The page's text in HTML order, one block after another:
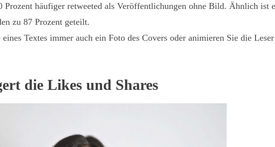
häufiger retweeted als Veröffentlichungen ohne Bild. Ähnlich ist
zu 87 Prozent geteilt.
Textes immer auch ein Foto des Covers oder animieren Sie die
die Likes und Shares